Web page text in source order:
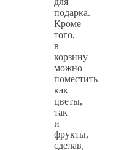
подарка.
Кроме
того,
в
корзину
можно
поместить
как
цветы,
так
и
фрукты,
сделав,